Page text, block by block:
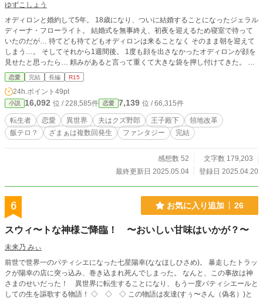
ゆずこしょう
オディロンと婚約して5年。 18歳になり、ついに結婚することになったジェラル
ディーナ・フローライト。 結婚式を無事終え、初夜を迎えるため寝室で待って
いたのだが… 待てども待てどもオディロンは来ることなく そのまま朝を迎えて
しまう…。 そしてそれから1週間後。 1度も顔を出さなかったオディロンが顔を
見せたと思ったら… 頼みがあると言って重くて大きな袋を押し付けてきた。 そ
してその中を見てみると… 産まれたばかりの子供が入っていた。 「本当に腹が
立つわ！98歳まで生き抜いたババアの根性舐めるんじゃないわよ。ここまで来
たらオディロンとその愛人をけちょんけちょんにしてやるんだから！」
恋愛 完結 長編 R15
24h.ポイント 49pt
小説 16,092 位 / 228,585件 恋愛 7,139 位 / 66,315件
転生者 恋愛 異世界 夫はクズ野郎 王子殿下
領地改革
飯テロ？
ざまぁは複数回発生 ファンタジー 完結
感想数 52
文字数 179,203
最終更新日 2025.05.04
登録日 2025.04.20
6 お気に入り追加 26
スウィ〜トな神様ご降臨！ 〜おいしい甘味はいかが？〜
未来乃 みぃ
前世で世界一のパティシエになった七星陽幸(ななほしひさめ)。 暴走したトラッ
クが陽幸の店に突っ込み、巻き込まれ死んでしまった。 なんと、この事故は神
さまのせいだった！ 異世界に転生することになり、もう一度パティシエールと
しての生を謳歌する物語！ ◇ ◇ ◇ この物語は友達(すぅ〜さん（偽名）)と